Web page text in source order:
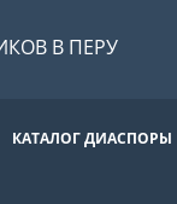
В ПЕРУ
КАТАЛОГ ДИАСПОРЫ